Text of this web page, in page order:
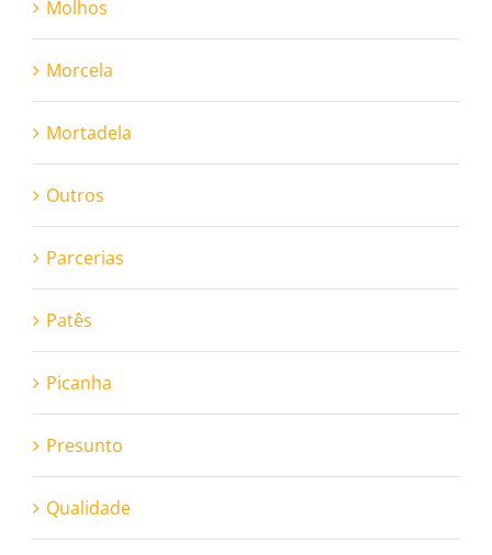
Molhos
Morcela
Mortadela
Outros
Parcerias
Patês
Picanha
Presunto
Qualidade